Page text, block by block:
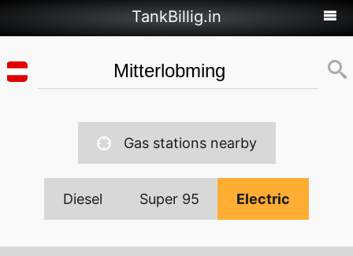
TankBillig.in
Gas stations nearby
Diesel Super 95 Electric